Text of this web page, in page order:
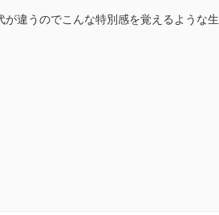
違うのでこんな特別感を覚えるような生